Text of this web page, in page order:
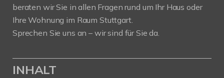
beraten wir Sie in allen Fragen rund um Ihr Haus oder
Ihre Wohnung im Raum Stuttgart.
Sprechen Sie uns an – wir sind für Sie da.
INHALT